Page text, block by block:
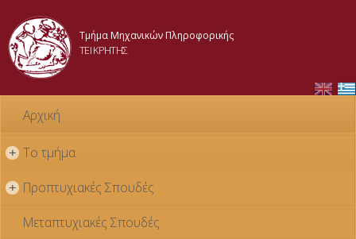
content
Τμήμα Μηχανικών Πληροφορικής
ΤΕΙ ΚΡΗΤΗΣ
Αρχική
+ Το τμήμα
+ Προπτυχιακές Σπουδές
Μεταπτυχιακές Σπουδές